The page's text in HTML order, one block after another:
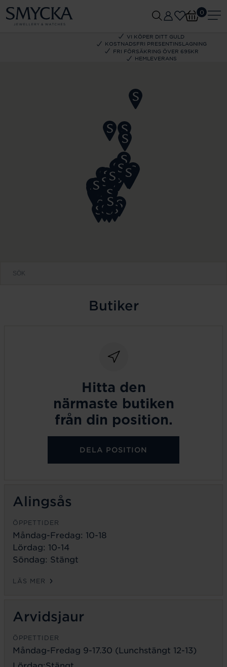
VI KÖPER DITT GULD
KOSTNADSFRI PRESENTINSLAGNING
FRI FÖRSÄKRING ÖVER 695KR
HEMLEVERANS
0
Butiker
Hitta den
närmaste butiken
från din position.
DELA POSITION
Alingsås
ÖPPETTIDER
Måndag-Fredag: 10-18
Lördag: 10-14
Söndag: Stängt
LÄS MER
Arvidsjaur
ÖPPETTIDER
Måndag-Fredag 9-17.30 (Lunchstängt 12-13)
Lördag:Stängt